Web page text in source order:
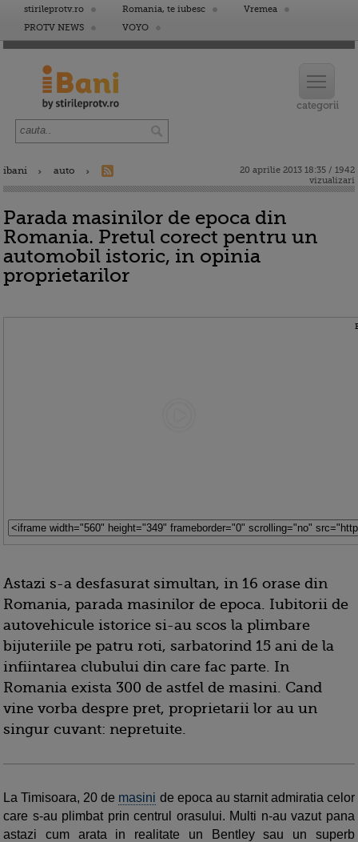
stirileprotv.ro Romania, te iubesc
Vremea
PROTV NEWS
VOYO
ibani auto
20 aprilie 2013 18:35 / 1942
vizualizari
Parada masinilor de epoca din
Romania. Pretul corect pentru un
automobil istoric, in opinia
proprietarilor
Astazi s-a desfasurat simultan, in 16 orase din
Romania, parada masinilor de epoca. Iubitorii de
autovehicule istorice si-au scos la plimbare
bijuteriile pe patru roti, sarbatorind 15 ani de la
infiintarea clubului din care fac parte. In
Romania exista 300 de astfel de masini. Cand
vine vorba despre pret, proprietarii lor au un
singur cuvant: nepretuite.
La Timisoara, 20 de masini de epoca au starnit admiratia celor
care s-au plimbat prin centrul orasului. Multi n-au vazut pana
astazi cum arata in realitate un Bentley sau un superb